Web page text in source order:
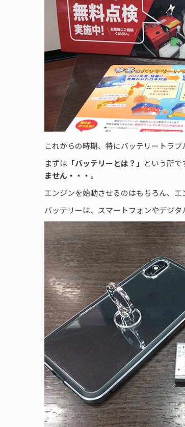
これからの時期、特にバッテリートラ
まずは 「バッテリーとは？」 という所で
ません・・・。
エンジンを始動させるのはもちろん、
バッテリーは、スマートフォンやデジタ